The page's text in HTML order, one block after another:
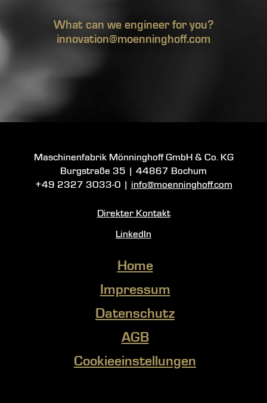
What can we engineer for you?
innovation@moenninghoff.com
Maschinenfabrik Mönninghoff GmbH & Co. KG
Burgstraße 35
44867 Bochum
+49 2327 3033-0
info@moenninghoff.com
Direkter Kontakt
LinkedIn
Home
Impressum
Datenschutz
AGB
Cookieeinstellungen